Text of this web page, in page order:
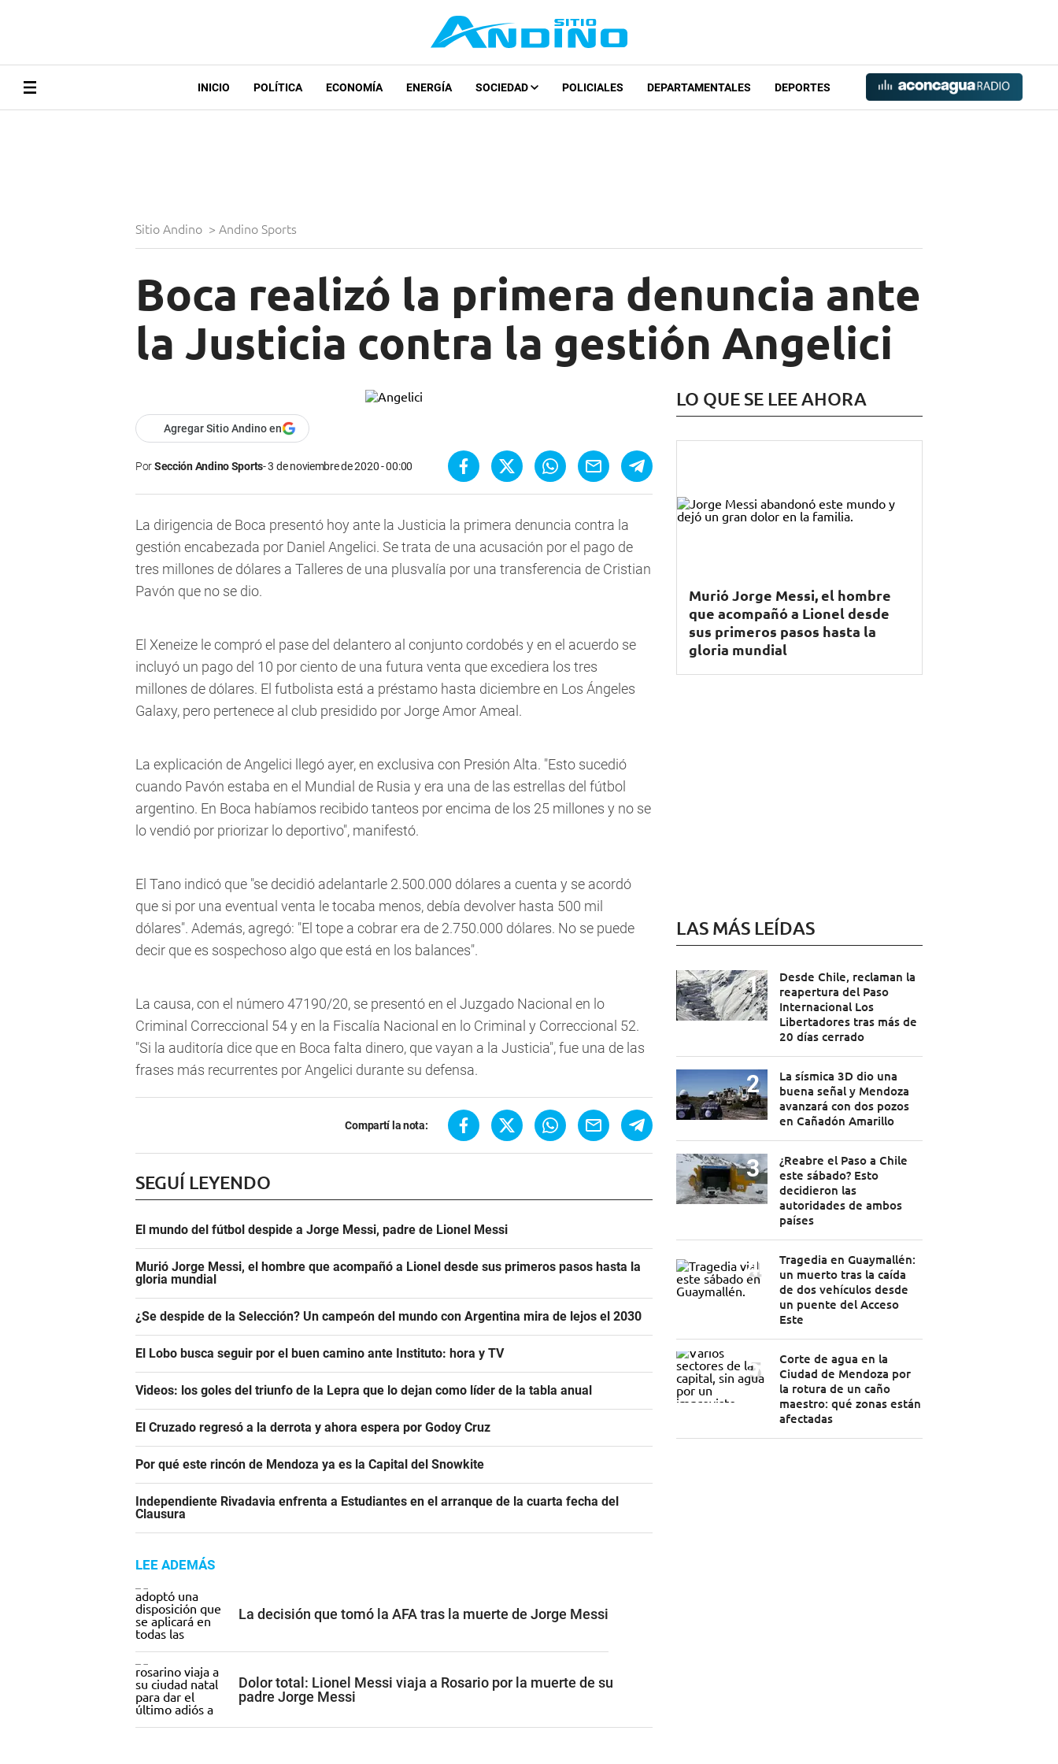
INICIO POLÍTICA ECONOMÍA ENERGÍA SOCIEDAD POLICIALES DEPARTAMENTALES DEPORTES
Sitio Andino > Andino Sports
Boca realizó la primera denuncia ante
la Justicia contra la gestión Angelici
Agregar Sitio Andino en
PorSección Andino Sports 3 de noviembre de 2020 - 00:00
La dirigencia de Boca presentó hoy ante la Justicia la primera denuncia contra la
gestión encabezada por Daniel Angelici. Se trata de una acusación por el pago de
tres millones de dólares a Talleres de una plusvalía por una transferencia de Cristian
Pavón que no se dio.
El Xeneize le compró el pase del delantero al conjunto cordobés y en el acuerdo se
incluyó un pago del 10 por ciento de una futura venta que excediera los tres
millones de dólares. El futbolista está a préstamo hasta diciembre en Los Ángeles
Galaxy, pero pertenece al club presidido por Jorge Amor Ameal.
La explicación de Angelici llegó ayer, en exclusiva con Presión Alta. "Esto sucedió
cuando Pavón estaba en el Mundial de Rusia y era una de las estrellas del fútbol
argentino. En Boca habíamos recibido tanteos por encima de los 25 millones y no se
lo vendió por priorizar lo deportivo", manifestó.
El Tano indicó que "se decidió adelantarle 2.500.000 dólares a cuenta y se acordó
que si por una eventual venta le tocaba menos, debía devolver hasta 500 mil
dólares". Además, agregó: "El tope a cobrar era de 2.750.000 dólares. No se puede
decir que es sospechoso algo que está en los balances".
La causa, con el número 47190/20, se presentó en el Juzgado Nacional en lo
Criminal Correccional 54 y en la Fiscalía Nacional en lo Criminal y Correccional 52.
"Si la auditoría dice que en Boca falta dinero, que vayan a la Justicia", fue una de las
frases más recurrentes por Angelici durante su defensa.
Compartí la nota:
SEGUÍ LEYENDO
El mundo del fútbol despide a Jorge Messi, padre de Lionel Messi
Murió Jorge Messi, el hombre que acompañó a Lionel desde sus primeros pasos hasta la
gloria mundial
¿Se despide de la Selección? Un campeón del mundo con Argentina mira de lejos el 2030
El Lobo busca seguir por el buen camino ante Instituto: hora y TV
Videos: los goles del triunfo de la Lepra que lo dejan como líder de la tabla anual
El Cruzado regresó a la derrota y ahora espera por Godoy Cruz
Por qué este rincón de Mendoza ya es la Capital del Snowkite
Independiente Rivadavia enfrenta a Estudiantes en el arranque de la cuarta fecha del
Clausura
LEE ADEMÁS
La decisión que tomó la AFA tras la muerte de Jorge Messi
Dolor total: Lionel Messi viaja a Rosario por la muerte de su
padre Jorge Messi
LO QUE SE LEE AHORA
Murió Jorge Messi, el hombre
que acompañó a Lionel desde
sus primeros pasos hasta la
gloria mundial
LAS MÁS LEÍDAS
Desde Chile, reclaman la
reapertura del Paso
Internacional Los
Libertadores tras más de
20 días cerrado
La sísmica 3D dio una
buena señal y Mendoza
avanzará con dos pozos
en Cañadón Amarillo
¿Reabre el Paso a Chile
este sábado? Esto
decidieron las
autoridades de ambos
países
Tragedia en Guaymallén:
un muerto tras la caída
de dos vehículos desde
un puente del Acceso
Este
Corte de agua en la
Ciudad de Mendoza por
la rotura de un caño
maestro: qué zonas están
afectadas